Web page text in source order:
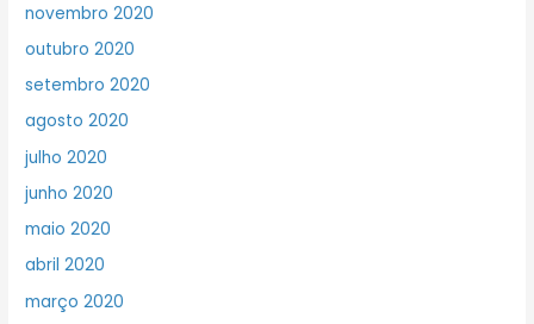
novembro 2020
outubro 2020
setembro 2020
agosto 2020
julho 2020
junho 2020
maio 2020
abril 2020
março 2020